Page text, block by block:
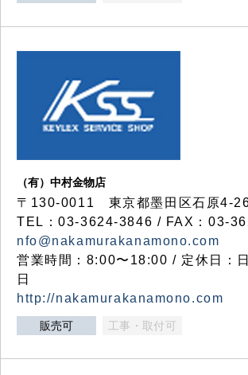
（有）中村金物店
〒130-0011 東京都墨田区石原4-
TEL：03-3624-3846 / FAX：03-
nfo@nakamurakanamono.com
営業時間：8:00〜18:00 / 定休日：
日
http://nakamurakanamono.com
販売可 工事・取付可